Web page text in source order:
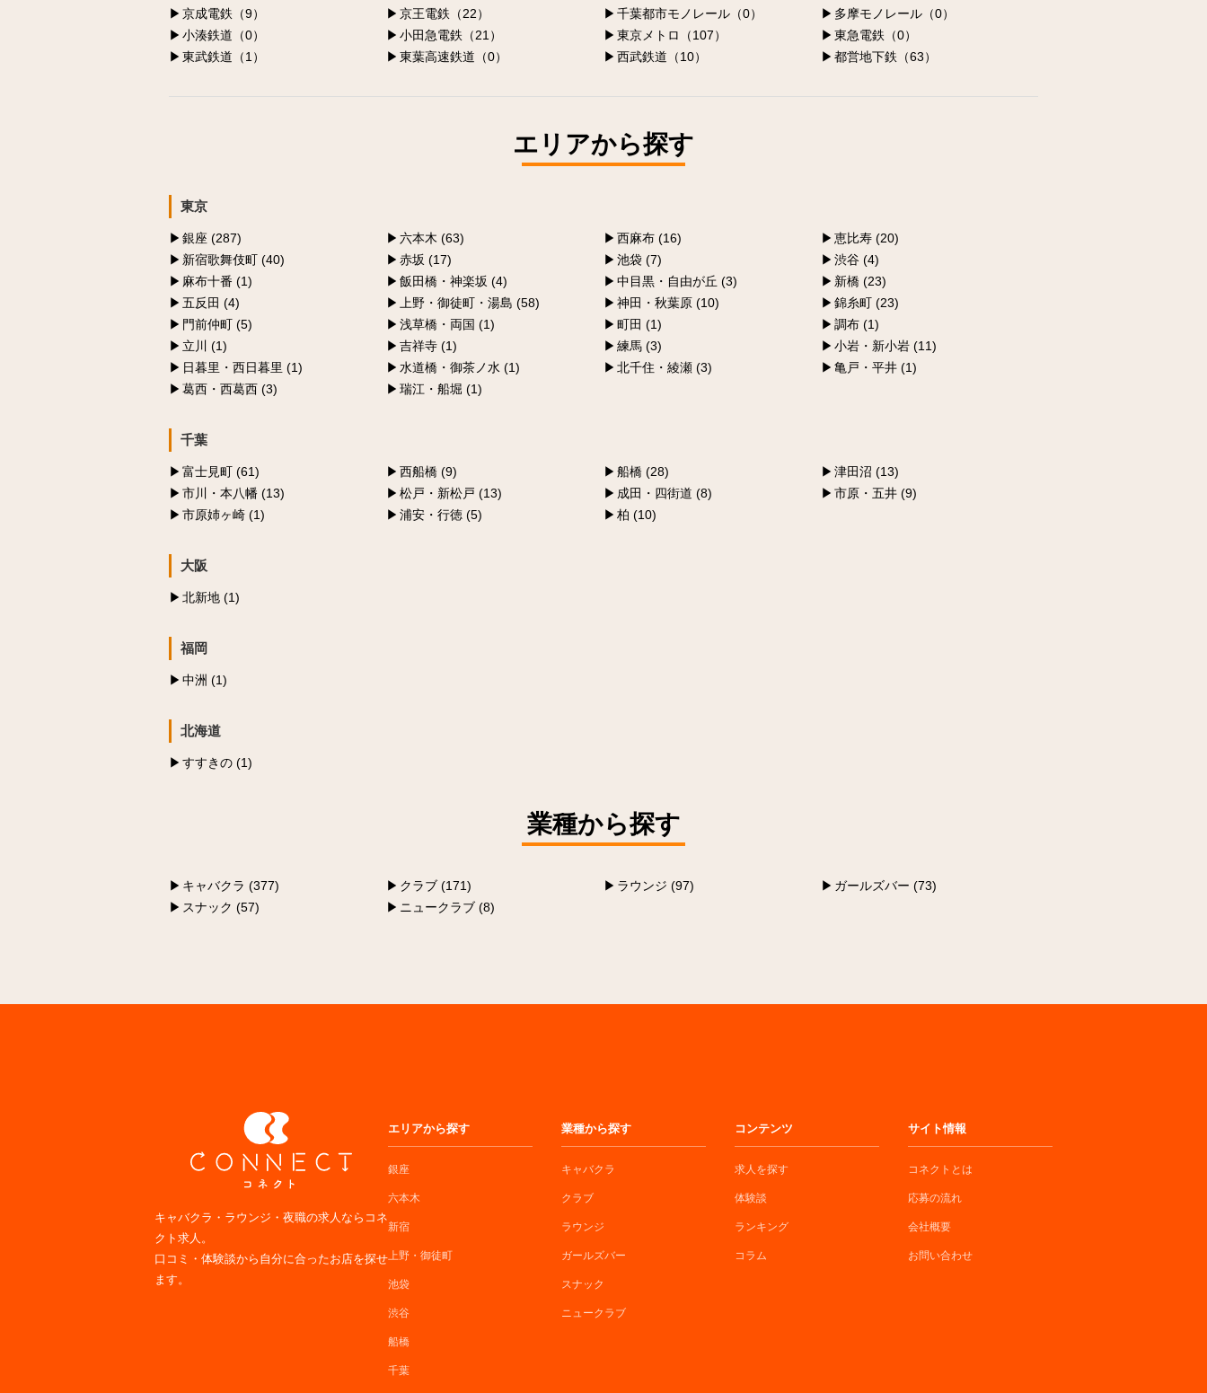
京成電鉄（9） 京王電鉄（22） 千葉都市モノレール（0）
多摩モノレール（0）
小湊鉄道（0）
小田急電鉄（21） 東京メトロ（107）
東急電鉄（0）
東武鉄道（1）
東葉高速鉄道（0） 西武鉄道（10） 都営地下鉄（63）
エリアから探す
東京
銀座 (287) 六本木 (63) 西麻布 (16)
恵比寿 (20)
新宿歌舞伎町 (40)
赤坂 (17) 池袋 (7)
渋谷 (4)
麻布十番 (1)
飯田橋・神楽坂 (4) 中目黒・自由が丘 (3)
新橋 (23)
五反田 (4)
上野・御徒町・湯島 (58) 神田・秋葉原 (10)
錦糸町 (23)
門前仲町 (5)
浅草橋・両国 (1) 町田 (1)
調布 (1)
立川 (1)
吉祥寺 (1) 練馬 (3)
小岩・新小岩 (11)
日暮里・西日暮里 (1)
水道橋・御茶ノ水 (1) 北千住・綾瀬 (3)
亀戸・平井 (1)
葛西・西葛西 (3)
瑞江・船堀 (1)
千葉
富士見町 (61) 西船橋 (9) 船橋 (28)
津田沼 (13)
市川・本八幡 (13)
松戸・新松戸 (13) 成田・四街道 (8)
市原・五井 (9)
市原姉ヶ崎 (1)
浦安・行徳 (5) 柏 (10)
大阪
北新地 (1)
福岡
中洲 (1)
北海道
すすきの (1)
業種から探す
キャバクラ (377) クラブ (171) ラウンジ (97)
ガールズバー (73)
スナック (57)
ニュークラブ (8)
キャバクラ・ラウンジ・夜職の求人ならコネ
クト求人。
口コミ・体験談から自分に合ったお店を探せ
ます。
エリアから探す
銀座
六本木
新宿
上野・御徒町
池袋
渋谷
船橋
千葉
業種から探す
キャバクラ
クラブ
ラウンジ
ガールズバー
スナック
ニュークラブ
コンテンツ
求人を探す
体験談
ランキング
コラム
サイト情報
コネクトとは
応募の流れ
会社概要
お問い合わせ